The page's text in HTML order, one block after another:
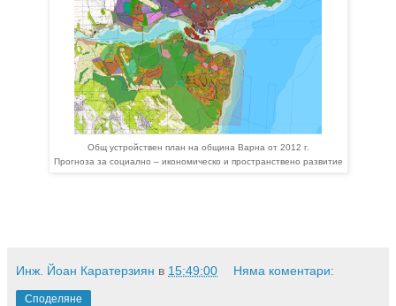
Общ устройствен план на община Варна от 2012 г.
Прогноза за социално – икономическо и пространствено развитие
Инж. Йоан Каратерзиян в 15:49:00 Няма коментари:
Споделяне